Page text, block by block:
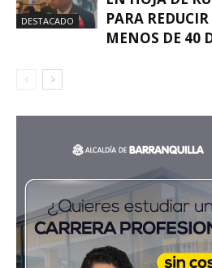
DESTACADO
PARA
MENOS DE 40